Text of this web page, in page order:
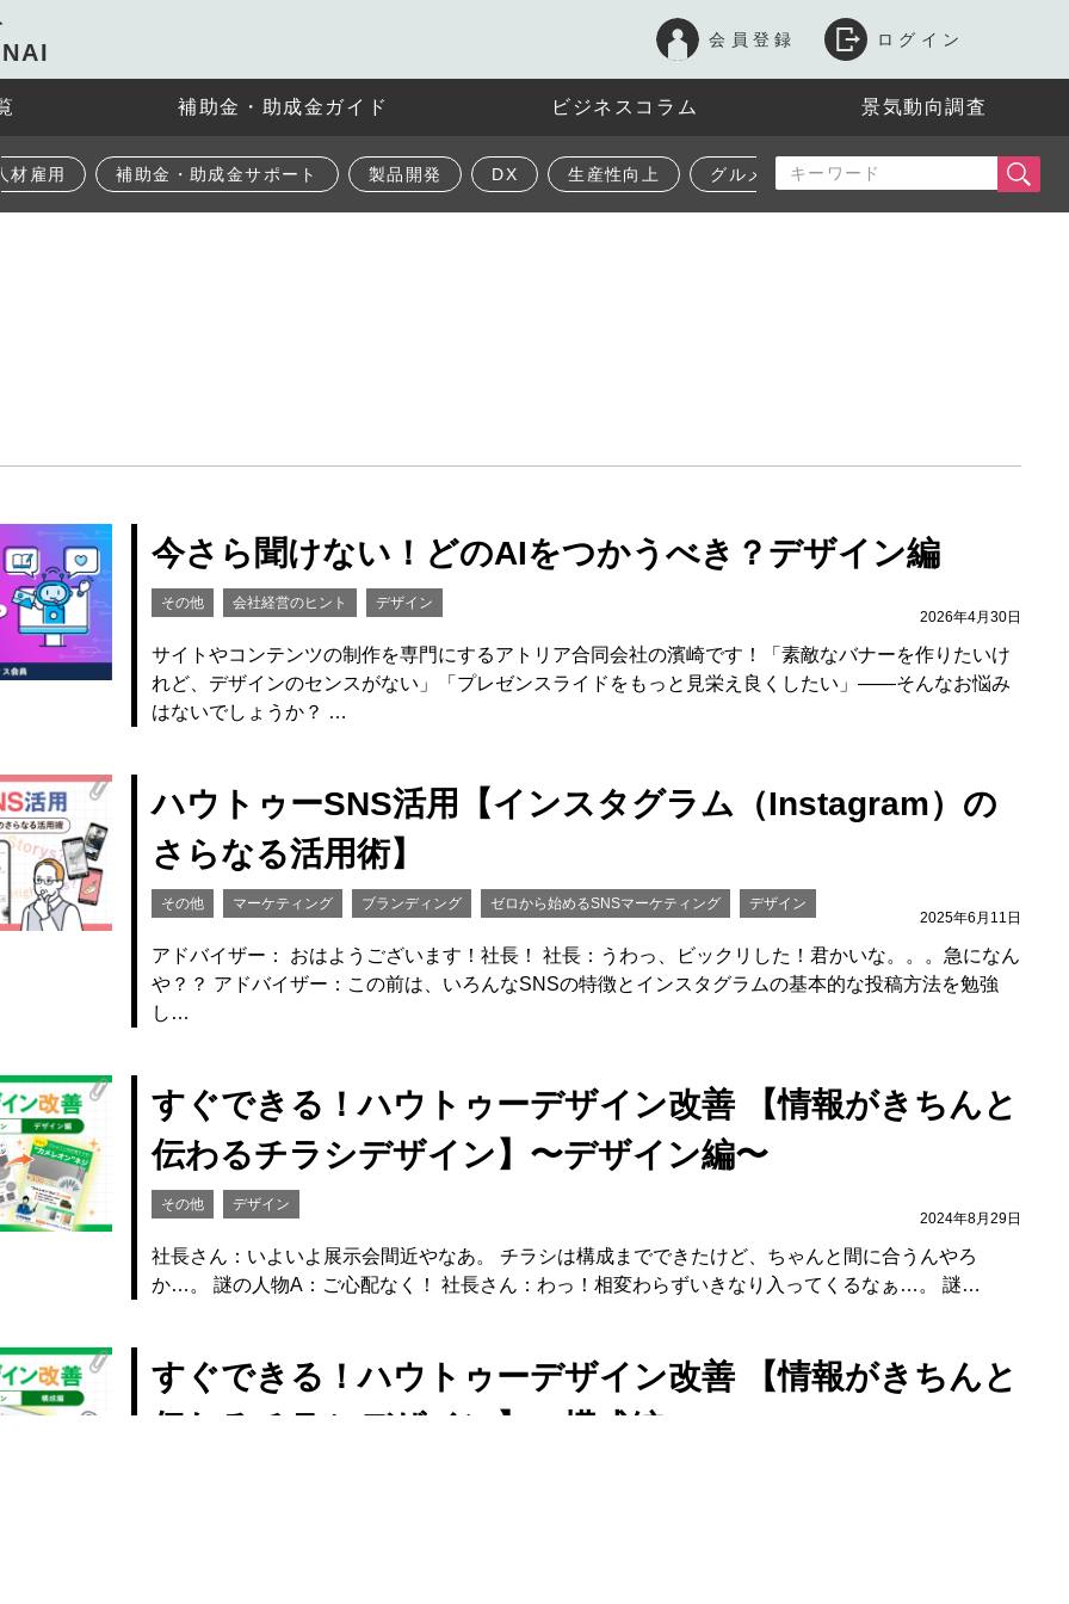
会員登録 ログイン
補助金・助成金ガイド ビジネスコラム 景気動向調査
材雇用 補助金・助成金サポート 製品開発 DX 生産性向上 グルメ
今さら聞けない！どのAIをつかうべき？デザイン編
その他 会社経営のヒント
デザイン
2026年4月30日
サイトやコンテンツの制作を専門にするアトリア合同会社の濱崎です！「素敵なバナーを作りたいけ
れど、デザインのセンスがない」「プレゼンスライドをもっと見栄え良くしたい」——そんなお悩み
はないでしょうか？ …
ハウトゥーSNS活用【インスタグラム（Instagram）の
さらなる活用術】
その他 マーケティング ブランディング ゼロから始めるSNSマーケティング
デザイン
2025年6月11日
アドバイザー： おはようございます！社長！ 社長：うわっ、ビックリした！君かいな。。。急になん
や？？ アドバイザー：この前は、いろんなSNSの特徴とインスタグラムの基本的な投稿方法を勉強
し…
すぐできる！ハウトゥーデザイン改善 【情報がきちんと
伝わるチラシデザイン】〜デザイン編〜
その他
デザイン
2024年8月29日
社長さん：いよいよ展示会間近やなあ。 チラシは構成までできたけど、ちゃんと間に合うんやろ
か…。 謎の人物A：ご心配なく！ 社長さん：わっ！相変わらずいきなり入ってくるなぁ…。 謎…
すぐできる！ハウトゥーデザイン改善 【情報がきちんと
伝わるチラシデザイン】〜構成編〜